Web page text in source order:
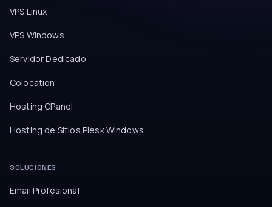
VPS Linux
VPS Windows
Servidor Dedicado
Colocation
Hosting CPanel
Hosting de Sitios Plesk Windows
SOLUCIONES
Email Profesional